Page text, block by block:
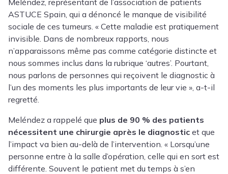
ASTUCE Spain, qui a dénoncé le manque de visibilité
sociale de ces tumeurs. « Cette maladie est pratiquement
invisible. Dans de nombreux rapports, nous
n’apparaissons même pas comme catégorie distincte et
nous sommes inclus dans la rubrique ‘autres’. Pourtant,
nous parlons de personnes qui reçoivent le diagnostic à
l’un des moments les plus importants de leur vie », a-t-il
regretté.
Meléndez a rappelé que plus de 90 % des patients
nécessitent une chirurgie après le diagnostic et que
l’impact va bien au-delà de l’intervention. « Lorsqu’une
personne entre à la salle d’opération, celle qui en sort est
différente. Souvent le patient met du temps à s’en